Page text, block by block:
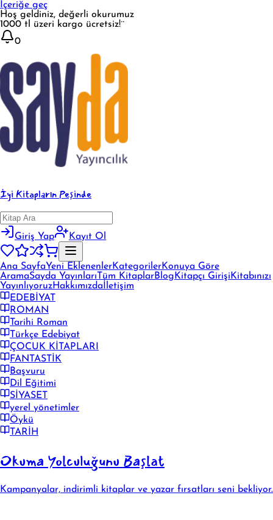
İçeriğe geç
Hoş geldiniz, değerli okurumuz
1000 tl üzeri kargo ücretsiz!¨
0
İyi Kitapların Peşinde
Giriş Yap Kayıt Ol
Ana SayfaYeni EklenenlerKategorilerKonuya Göre
AramaSayda Yayınları Tüm KitaplarBlog Kitapçı Girişi Kitabınızı
YayınlıyoruzHakkımızda İletişim
EDEBİYAT
ROMAN
Tarihi Roman
Türkçe Edebiyat
ÇOCUK KİTAPLARI
FANTASTİK
Başvuru
Dil Eğitimi
SİYASET
yerel yönetimler
Öykü
TARİH
Okuma Yolculuğunu Başlat
Kampanyalar, indirimli kitaplar ve yazar fırsatları seni bekliyor.